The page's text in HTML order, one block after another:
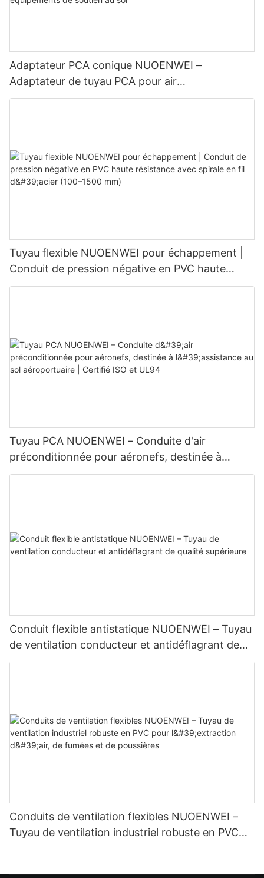
Adaptateur PCA conique NUOENWEI –
Adaptateur de tuyau PCA pour air
préconditionné destiné à la climatisation au sol
Tuyau flexible NUOENWEI pour échappement |
Conduit de pression négative en PVC haute
résistance avec spirale en fil d'acier (100–1500
Tuyau PCA NUOENWEI – Conduite d'air
préconditionnée pour aéronefs, destinée à
l'assistance au sol aéroportuaire | Certifié ISO et
Conduit flexible antistatique NUOENWEI – Tuyau
de ventilation conducteur et antidéflagrant de
qualité supérieure
Conduits de ventilation flexibles NUOENWEI –
Tuyau de ventilation industriel robuste en PVC